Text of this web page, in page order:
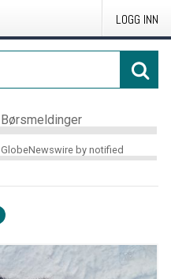
LOGG INN
Børsmeldinger
GlobeNewswire by notified